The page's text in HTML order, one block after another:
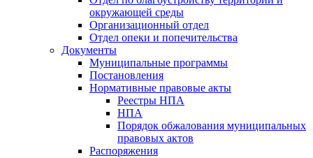
окружающей среды
Организационный отдел
Отдел опеки и попечительства
Документы
Муниципальные программы
Постановления
Нормативные правовые акты
Реестры НПА
НПА
Порядок обжалования муниципальных
правовых актов
Распоряжения